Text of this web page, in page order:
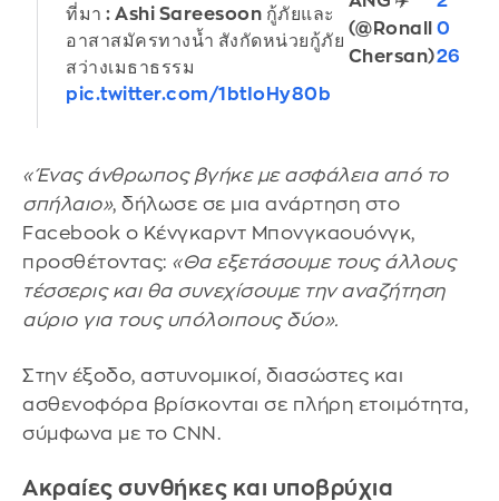
ที่มา : Ashi Sareesoon กู้ภัยและ
อาสาสมัครทางน้ำ สังกัดหน่วยกู้ภัย
สว่างเมธาธรรม
pic.twitter.com/1btIoHy80b
(@Ronall
Chersan)
0
26
«Ένας άνθρωπος βγήκε με ασφάλεια από το
σπήλαιο», δήλωσε σε μια ανάρτηση στο
Facebook ο Κένγκαρντ Μπονγκαουόνγκ,
προσθέτοντας: «Θα εξετάσουμε τους άλλους
τέσσερις και θα συνεχίσουμε την αναζήτηση
αύριο για τους υπόλοιπους δύο».
Στην έξοδο, αστυνομικοί, διασώστες και
ασθενοφόρα βρίσκονται σε πλήρη ετοιμότητα,
σύμφωνα με το CNN.
Ακραίες συνθήκες και υποβρύχια